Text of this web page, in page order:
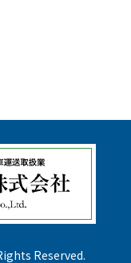
Reserved.